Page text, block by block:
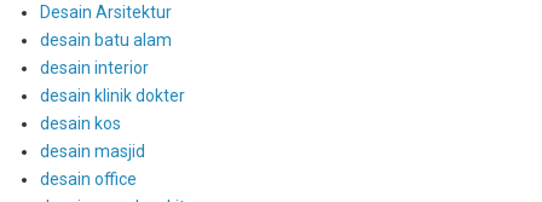
Desain Arsitektur
desain batu alam
desain interior
desain klinik dokter
desain kos
desain masjid
desain office